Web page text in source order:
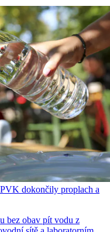
dokončily proplach a
bez obav pít vodu z